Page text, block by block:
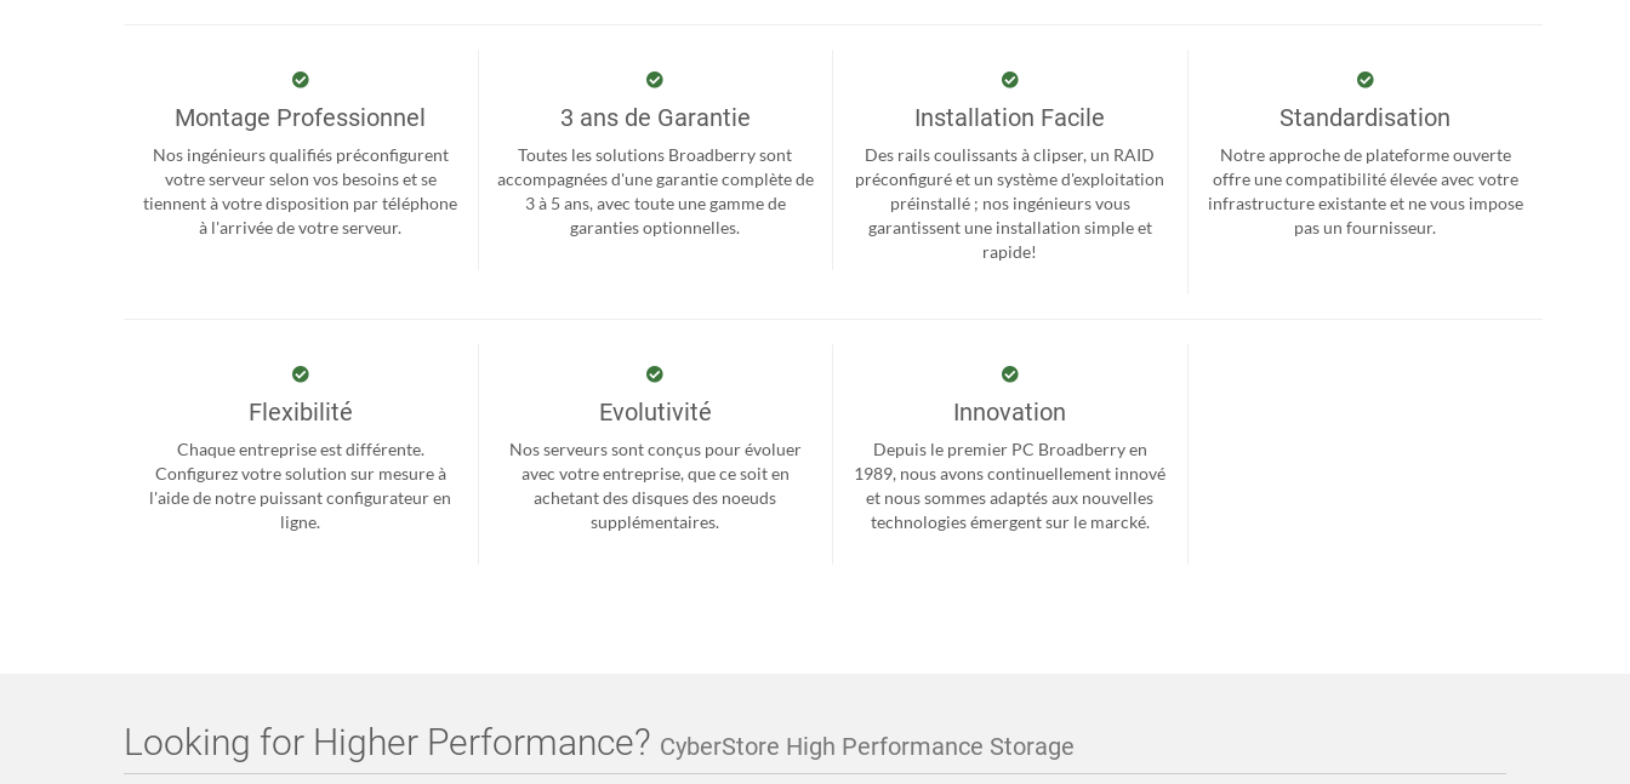
Montage Professionnel
Nos ingénieurs qualifiés préconfigurent
votre serveur selon vos besoins et se
tiennent à votre disposition par téléphone
à l'arrivée de votre serveur.
3 ans de Garantie
Toutes les solutions Broadberry sont
accompagnées d'une garantie complète de
3 à 5 ans, avec toute une gamme de
garanties optionnelles.
Installation Facile
Des rails coulissants à clipser, un RAID
préconfiguré et un système d'exploitation
préinstallé ; nos ingénieurs vous
garantissent une installation simple et
rapide!
Standardisation
Notre approche de plateforme ouverte
offre une compatibilité élevée avec votre
infrastructure existante et ne vous impose
pas un fournisseur.
Flexibilité
Chaque entreprise est différente.
Configurez votre solution sur mesure à
l'aide de notre puissant configurateur en
ligne.
Evolutivité
Nos serveurs sont conçus pour évoluer
avec votre entreprise, que ce soit en
achetant des disques des noeuds
supplémentaires.
Innovation
Depuis le premier PC Broadberry en
1989, nous avons continuellement innové
et nous sommes adaptés aux nouvelles
technologies émergent sur le marcké.
Looking for Higher Performance? CyberStore High Performance Storage